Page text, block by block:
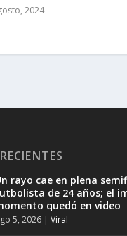
2024
rayo cae en plena
de 24 años; el
quedó en video
5, 2026 |Viral